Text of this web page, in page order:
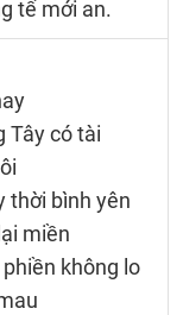
tế mới an.
Tây có tài
thời bình yên
miền
không lo